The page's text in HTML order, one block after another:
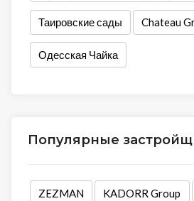
Таировские сады Chateau
Одесская Чайка
Популярные
ZEZMAN KADORR Group